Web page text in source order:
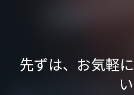
先ずは、お気軽
い